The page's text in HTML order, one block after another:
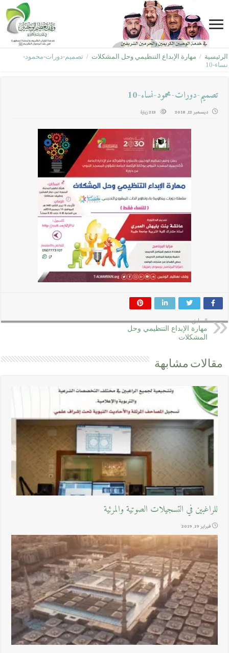
الرئيسية / مهارة الإبداع التنظيمي وحل المشكلات / تصميم-دورات-محمود-
نساء-10
تصميم-دورات-محمود-نساء-10
ديسمبر 12, 2018 213 زيارة
السابق
مهارة الإبداع التنظيمي وحل
المشكلات
مقالات مشابهة
للراغبين في التسجيلات الصوتية والمرئية
فبراير 19, 2019